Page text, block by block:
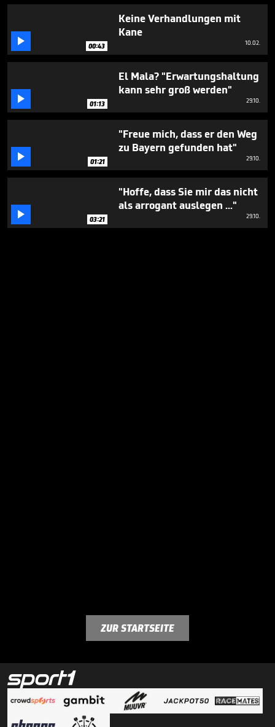
 00:43
Keine Verhandlungen mit
Kane
10.02.
 01:13
El Mala? "Erwartungshaltung
kann sehr groß werden"
29.10.
 01:21
"Freue mich, dass er den Weg
zu Bayern gefunden hat"
29.10.
 03:21
"Hoffe, dass Sie mir das nicht
als arrogant auslegen ..."
29.10.
ZUR STARTSEITE